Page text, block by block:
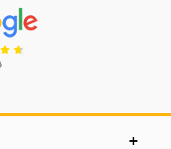
Anmeldelser: 4.7 Stjerne